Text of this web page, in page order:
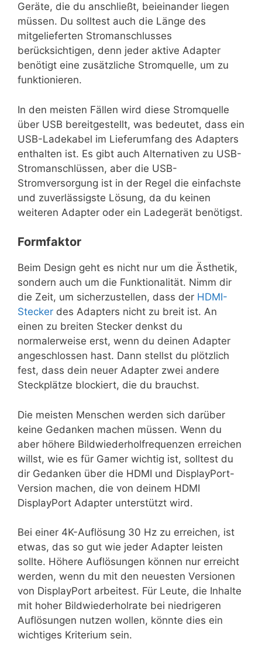
Geräte, die du anschließt, beieinander liegen
müssen. Du solltest auch die Länge des
mitgelieferten Stromanschlusses
berücksichtigen, denn jeder aktive Adapter
benötigt eine zusätzliche Stromquelle, um zu
funktionieren.
In den meisten Fällen wird diese Stromquelle
über USB bereitgestellt, was bedeutet, dass ein
USB-Ladekabel im Lieferumfang des Adapters
enthalten ist. Es gibt auch Alternativen zu USB-
Stromanschlüssen, aber die USB-
Stromversorgung ist in der Regel die einfachste
und zuverlässigste Lösung, da du keinen
weiteren Adapter oder ein Ladegerät benötigst.
Formfaktor
Beim Design geht es nicht nur um die Ästhetik,
sondern auch um die Funktionalität. Nimm dir
die Zeit, um sicherzustellen, dass der HDMI-
Stecker des Adapters nicht zu breit ist. An
einen zu breiten Stecker denkst du
normalerweise erst, wenn du deinen Adapter
angeschlossen hast. Dann stellst du plötzlich
fest, dass dein neuer Adapter zwei andere
Steckplätze blockiert, die du brauchst.
Die meisten Menschen werden sich darüber
keine Gedanken machen müssen. Wenn du
aber höhere Bildwiederholfrequenzen erreichen
willst, wie es für Gamer wichtig ist, solltest du
dir Gedanken über die HDMI und DisplayPort-
Version machen, die von deinem HDMI
DisplayPort Adapter unterstützt wird.
Bei einer 4K-Auflösung 30 Hz zu erreichen, ist
etwas, das so gut wie jeder Adapter leisten
sollte. Höhere Auflösungen können nur erreicht
werden, wenn du mit den neuesten Versionen
von DisplayPort arbeitest. Für Leute, die Inhalte
mit hoher Bildwiederholrate bei niedrigeren
Auflösungen nutzen wollen, könnte dies ein
wichtiges Kriterium sein.